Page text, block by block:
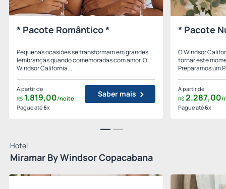
* Pacote Romântico *
Pequenas ocasiões se transformam em grandes
lembranças quando comemoradas com amor. O
Windsor California...
A partir de
R$ 1.819,00/noite
Pague até6x
Saber mais
* Pacote
O Windsor
tornar este
Preparamos um
A partir de
R$ 2.287,00/
Pague até6x
Hotel
Miramar By Windsor Copacabana